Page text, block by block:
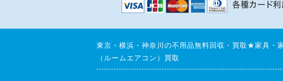
各種カード利
東京・横浜・神奈川の不用品無料回収・買取★家具・
（ルームエアコン）買取